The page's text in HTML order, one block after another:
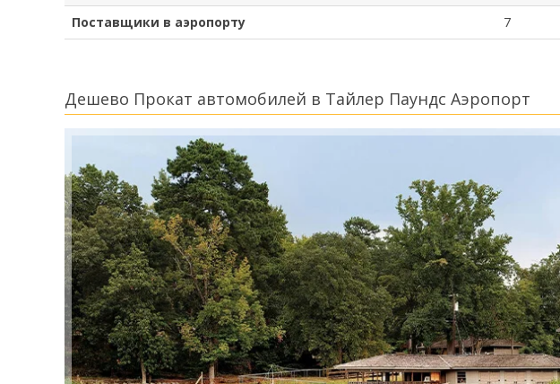
Поставщики в аэропорту
7
Дешево Прокат автомобилей в Тайлер Паундс Аэропорт